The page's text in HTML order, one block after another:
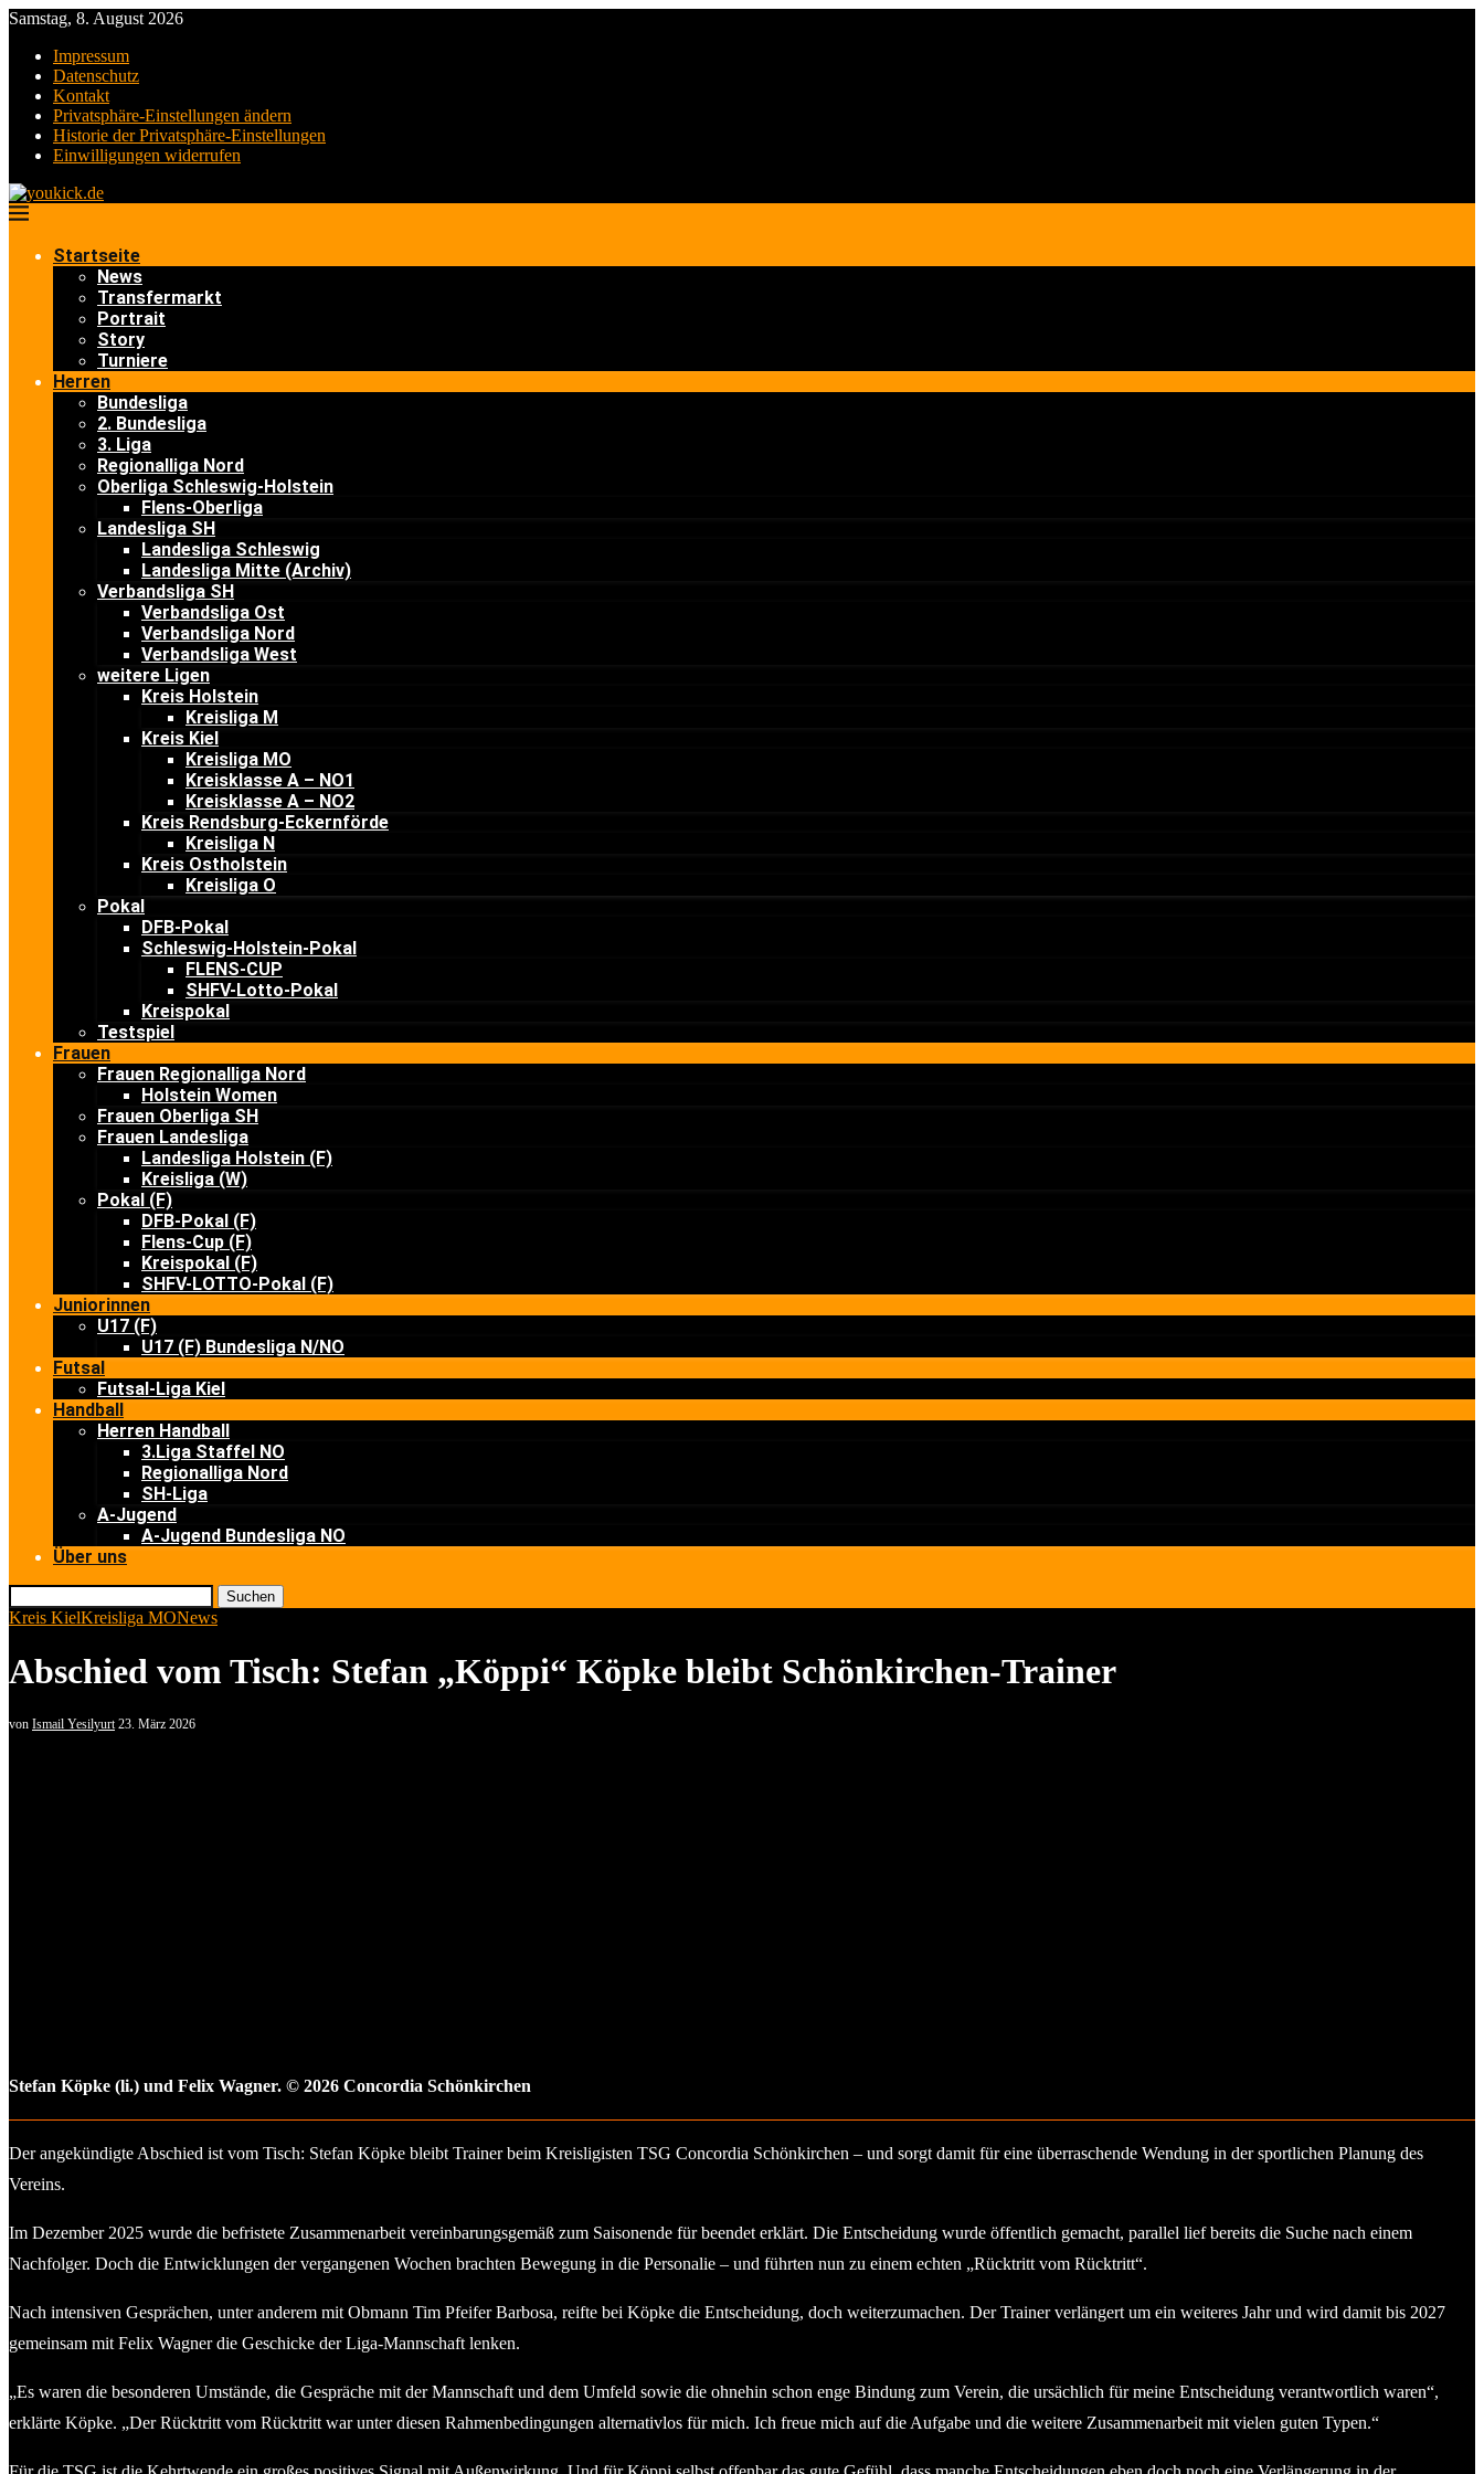
Samstag, 8. August 2026
Impressum
Datenschutz
Kontakt
Privatsphäre-Einstellungen ändern
Historie der Privatsphäre-Einstellungen
Einwilligungen widerrufen
Startseite
News
Transfermarkt
Portrait
Story
Turniere
Herren
Bundesliga
2. Bundesliga
3. Liga
Regionalliga Nord
Oberliga Schleswig-Holstein
Flens-Oberliga
Landesliga SH
Landesliga Schleswig
Landesliga Mitte (Archiv)
Verbandsliga SH
Verbandsliga Ost
Verbandsliga Nord
Verbandsliga West
weitere Ligen
Kreis Holstein
Kreisliga M
Kreis Kiel
Kreisliga MO
Kreisklasse A – NO1
Kreisklasse A – NO2
Kreis Rendsburg-Eckernförde
Kreisliga N
Kreis Ostholstein
Kreisliga O
Pokal
DFB-Pokal
Schleswig-Holstein-Pokal
FLENS-CUP
SHFV-Lotto-Pokal
Kreispokal
Testspiel
Frauen
Frauen Regionalliga Nord
Holstein Women
Frauen Oberliga SH
Frauen Landesliga
Landesliga Holstein (F)
Kreisliga (W)
Pokal (F)
DFB-Pokal (F)
Flens-Cup (F)
Kreispokal (F)
SHFV-LOTTO-Pokal (F)
Juniorinnen
U17 (F)
U17 (F) Bundesliga N/NO
Futsal
Futsal-Liga Kiel
Handball
Herren Handball
3.Liga Staffel NO
Regionalliga Nord
SH-Liga
A-Jugend
A-Jugend Bundesliga NO
Über uns
Suchen
Kreis KielKreisliga MONews
Abschied vom Tisch: Stefan „Köppi“ Köpke bleibt Schönkirchen-Trainer
von Ismail Yesilyurt 23. März 2026
Stefan Köpke (li.) und Felix Wagner. © 2026 Concordia Schönkirchen
Der angekündigte Abschied ist vom Tisch: Stefan Köpke bleibt Trainer beim Kreisligisten TSG Concordia Schönkirchen – und sorgt damit für eine überraschende Wendung in der sportlichen Planung des
Vereins.
Im Dezember 2025 wurde die befristete Zusammenarbeit vereinbarungsgemäß zum Saisonende für beendet erklärt. Die Entscheidung wurde öffentlich gemacht, parallel lief bereits die Suche nach einem
Nachfolger. Doch die Entwicklungen der vergangenen Wochen brachten Bewegung in die Personalie – und führten nun zu einem echten „Rücktritt vom Rücktritt“.
Nach intensiven Gesprächen, unter anderem mit Obmann Tim Pfeifer Barbosa, reifte bei Köpke die Entscheidung, doch weiterzumachen. Der Trainer verlängert um ein weiteres Jahr und wird damit bis 2027
gemeinsam mit Felix Wagner die Geschicke der Liga-Mannschaft lenken.
„Es waren die besonderen Umstände, die Gespräche mit der Mannschaft und dem Umfeld sowie die ohnehin schon enge Bindung zum Verein, die ursächlich für meine Entscheidung verantwortlich waren“,
erklärte Köpke. „Der Rücktritt vom Rücktritt war unter diesen Rahmenbedingungen alternativlos für mich. Ich freue mich auf die Aufgabe und die weitere Zusammenarbeit mit vielen guten Typen.“